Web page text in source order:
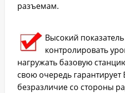
разъемам.
Высокий
контролировать
нагружать базовую
свою очередь
безразличие со стороны